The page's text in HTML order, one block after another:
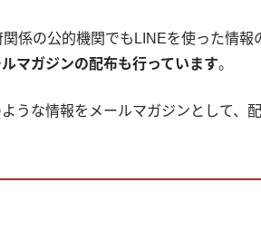
係の公的機関でもLINEを使った情報
マガジンの配布も行っています。
うな情報をメールマガジンとして、